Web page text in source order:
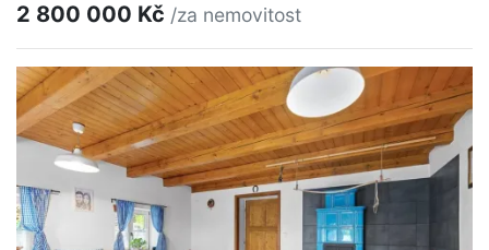
2 800 000 Kč /za nemovitost